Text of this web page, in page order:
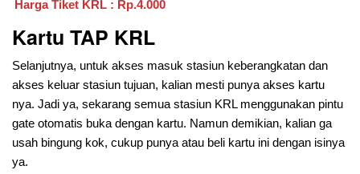
Harga Tiket KRL : Rp.4.000
Kartu TAP KRL
Selanjutnya, untuk akses masuk stasiun keberangkatan dan
akses keluar stasiun tujuan, kalian mesti punya akses kartu
nya. Jadi ya, sekarang semua stasiun KRL menggunakan pintu
gate otomatis buka dengan kartu. Namun demikian, kalian ga
usah bingung kok, cukup punya atau beli kartu ini dengan isinya
ya.